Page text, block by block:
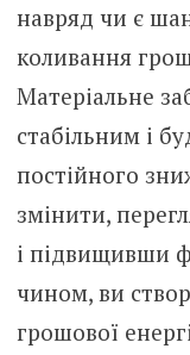
навряд чи є
коливання
Матеріальне
стабільним і
постійного
змінити,
і підвищивши
чином, ви
грошової